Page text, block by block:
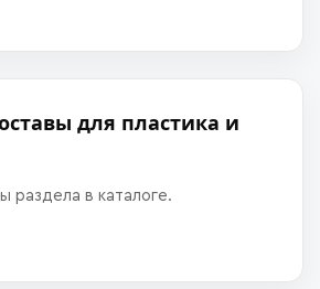
для пластика и
раздела в каталоге.